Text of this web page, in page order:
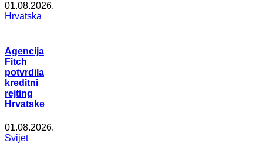
01.08.2026.
Hrvatska
Agencija
Fitch
potvrdila
kreditni
rejting
Hrvatske
01.08.2026.
Svijet